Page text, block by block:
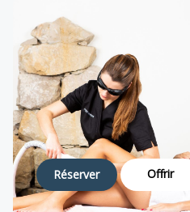
Réserver Offrir